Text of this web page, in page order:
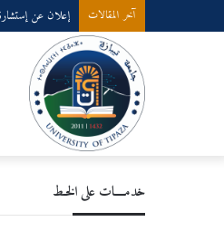
آخر المقالات إعلان عن
خدمــــات على الخـط